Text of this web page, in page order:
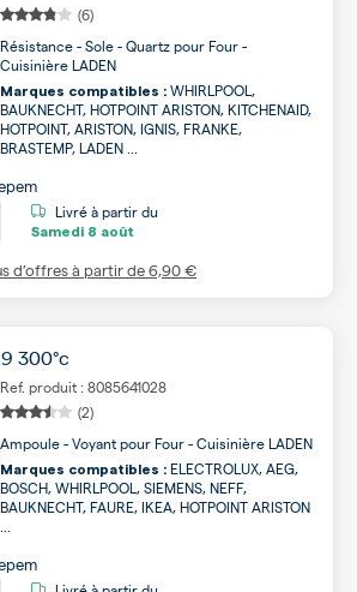
(6)
Résistance - Sole - Quartz pour Four -
Cuisinière LADEN
Marques compatibles : WHIRLPOOL,
BAUKNECHT, HOTPOINT ARISTON, KITCHENAID,
HOTPOINT, ARISTON, IGNIS, FRANKE,
BRASTEMP, LADEN ...
Livré à partir du
Samedi 8 août
d’offres à partir de6,90 €
300°c
Ref. produit : 8085641028
(2)
Ampoule - Voyant pour Four - Cuisinière LADEN
Marques compatibles : ELECTROLUX, AEG,
BOSCH, WHIRLPOOL, SIEMENS, NEFF,
BAUKNECHT, FAURE, IKEA, HOTPOINT ARISTON